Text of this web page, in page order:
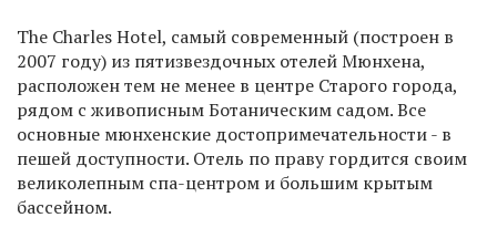
The Charles Hotel, самый современный (построен в
2007 году) из пятизвездочных отелей Мюнхена,
расположен тем не менее в центре Старого города,
рядом с живописным Ботаническим садом. Все
основные мюнхенские достопримечательности - в
пешей доступности. Отель по праву гордится своим
великолепным спа-центром и большим крытым
бассейном.